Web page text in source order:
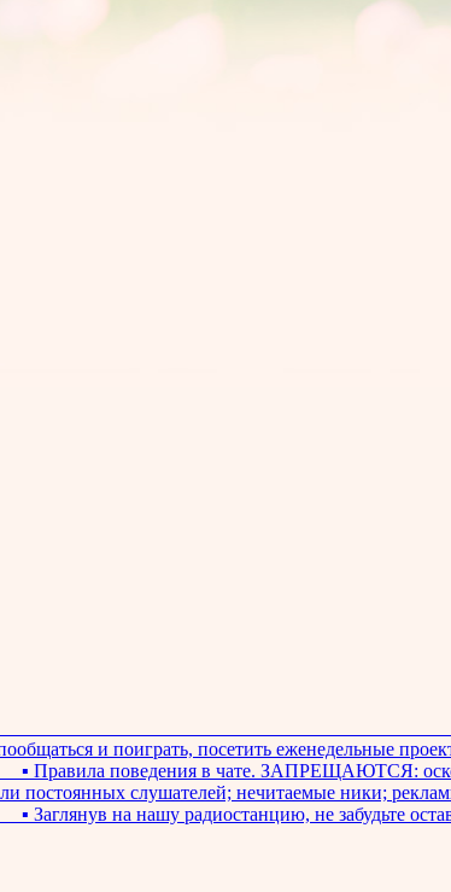
и поиграть, посетить еженедельные
▪ Правила поведения в чате. ЗАПРЕЩАЮТСЯ:
постоянных слушателей; нечитаемые ники;
▪ Заглянув на нашу радиостанцию, не забудьте